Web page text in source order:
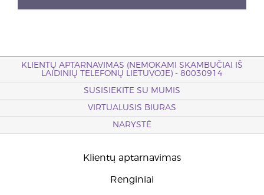
KLIENTŲ APTARNAVIMAS (NEMOKAMI SKAMBUČIAI IŠ
LAIDINIŲ TELEFONŲ LIETUVOJE) - 80030914
SUSISIEKITE SU MUMIS
VIRTUALUSIS BIURAS
NARYSTĖ
Klientų aptarnavimas
Renginiai